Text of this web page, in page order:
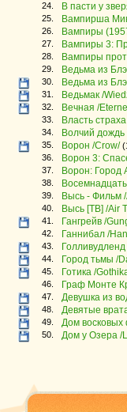
24.
В пасти у
25.
Вампирша
26.
Вампиры
27.
Вампиры 3:
28.
Вампиры
29.
Ведьма из
30.
Ведьма из
31.
Ведьмак /
32.
Вечная /
33.
Власть
34.
Волчий дождь
35.
Ворон /Crow/
36.
Ворон 3:
37.
Ворон: Город
38.
39.
Высь - Фильм
40.
Высь [ТВ] /Air
41.
Гангрейв /
42.
Ганнибал /
43.
44.
Город тьмы /
45.
Готика /
46.
Граф Монте
47.
Девушка из
48.
Девятые
49.
Дом восковых
50.
Дом у Озера /